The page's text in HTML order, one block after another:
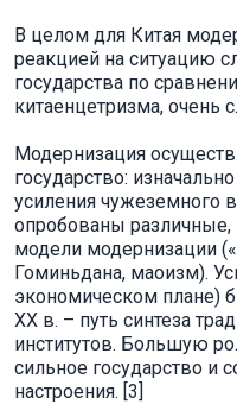
В целом для Китая
реакцией на ситуацию
государства по
китаенцетризма, очень
Модернизация
государство:
усиления чужеземного
опробованы
модели модернизации
Гоминьдана, маоизм).
экономическом плане)
XX в. – путь синтеза
институтов. Большую
сильное государство и
настроения. [3]